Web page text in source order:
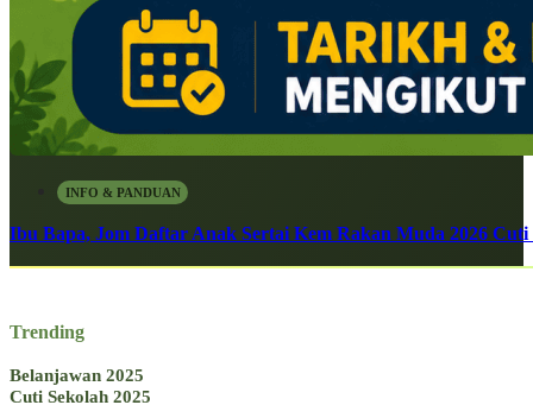
INFO & PANDUAN
Ibu Bapa, Jom Daftar Anak Sertai Kem Rakan Muda 2026
Trending
Belanjawan 2025
Cuti Sekolah 2025